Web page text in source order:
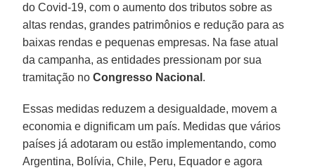
do Covid-19, com o aumento dos tributos sobre as
altas rendas, grandes patrimônios e redução para as
baixas rendas e pequenas empresas. Na fase atual
da campanha, as entidades pressionam por sua
tramitação noCongresso Nacional .
Essas medidas reduzem a desigualdade, movem a
economia e dignificam um país. Medidas que vários
países já adotaram ou estão implementando, como
Argentina, Bolívia, Chile, Peru, Equador e agora